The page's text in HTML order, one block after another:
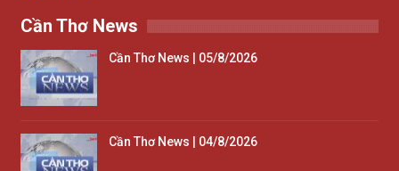
Cần Thơ News
Cần Thơ News | 05/8/2026
Cần Thơ News | 04/8/2026